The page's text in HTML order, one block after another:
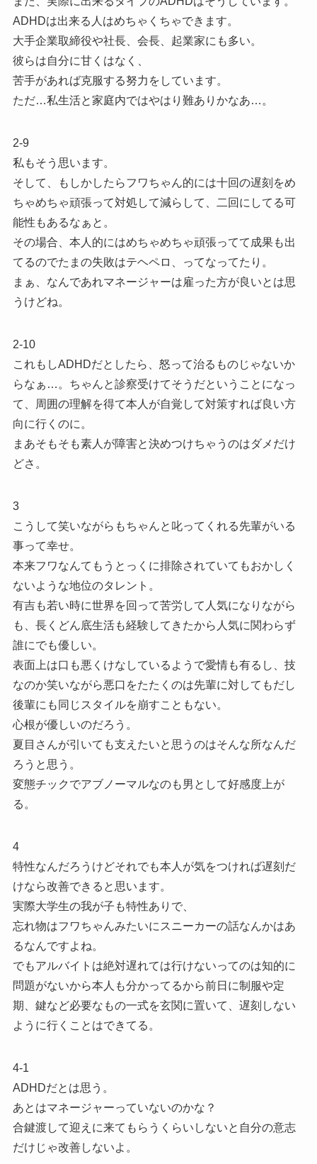
ADHDは出来る人はめちゃくちゃできます。
大手企業取締役や社長、会長、起業家にも多い。
彼らは自分に甘くはなく、
苦手があれば克服する努力をしています。
ただ…私生活と家庭内ではやはり難ありかなあ…。
2-9
私もそう思います。
そして、もしかしたらフワちゃん的には十回の遅刻をめ
ちゃめちゃ頑張って対処して減らして、二回にしてる可
能性もあるなぁと。
その場合、本人的にはめちゃめちゃ頑張ってて成果も出
てるのでたまの失敗はテヘペロ、ってなってたり。
まぁ、なんであれマネージャーは雇った方が良いとは思
うけどね。
2-10
これもしADHDだとしたら、怒って治るものじゃないか
らなぁ…。ちゃんと診察受けてそうだということになっ
て、周囲の理解を得て本人が自覚して対策すれば良い方
向に行くのに。
まあそもそも素人が障害と決めつけちゃうのはダメだけ
どさ。
3
こうして笑いながらもちゃんと叱ってくれる先輩がいる
事って幸せ。
本来フワなんてもうとっくに排除されていてもおかしく
ないような地位のタレント。
有吉も若い時に世界を回って苦労して人気になりながら
も、長くどん底生活も経験してきたから人気に関わらず
誰にでも優しい。
表面上は口も悪くけなしているようで愛情も有るし、技
なのか笑いながら悪口をたたくのは先輩に対してもだし
後輩にも同じスタイルを崩すこともない。
心根が優しいのだろう。
夏目さんが引いても支えたいと思うのはそんな所なんだ
ろうと思う。
変態チックでアブノーマルなのも男として好感度上が
る。
4
特性なんだろうけどそれでも本人が気をつければ遅刻だ
けなら改善できると思います。
実際大学生の我が子も特性ありで、
忘れ物はフワちゃんみたいにスニーカーの話なんかはあ
るなんですよね。
でもアルバイトは絶対遅れては行けないってのは知的に
問題がないから本人も分かってるから前日に制服や定
期、鍵など必要なもの一式を玄関に置いて、遅刻しない
ように行くことはできてる。
4-1
ADHDだとは思う。
あとはマネージャーっていないのかな？
合鍵渡して迎えに来てもらうくらいしないと自分の意志
だけじゃ改善しないよ。